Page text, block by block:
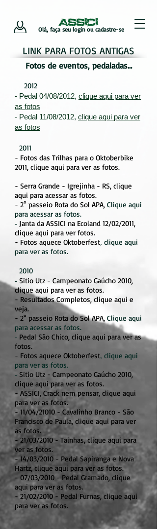
,
Olá, faça seu login ou cadastre-se
LINK PARA FOTOS ANTIGAS
Fotos de eventos, pedaladas...
2012
- Pedal 04/08/2012, clique aqui para ver
as fotos
- Pedal 11/08/2012, clique aqui para ver
as fotos
2011
- Fotos das Trilhas para o Oktoberbike
2011, clique aqui para ver as fotos.
- Serra Grande - Igrejinha - RS, clique
aqui para acessar as fotos.
- 2° passeio Rota do Sol APA, Clique aqui
para acessar as fotos.
- Janta da ASSICI na Ecoland 12/02/2011,
clique aqui para ver fotos.
- Fotos aquece Oktoberfest, clique aqui
para ver as fotos.
2010
- Sitio Utz - Campeonato Gaúcho 2010,
clique aqui para ver as fotos.
- Resultados Completos, clique aqui e
veja.
- 2° passeio Rota do Sol APA, Clique aqui
para acessar as fotos.
- Pedal São Chico, clique aqui para ver as
fotos.
- Fotos aquece Oktoberfest, clique aqui
para ver as fotos.
- Sitio Utz - Campeonato Gaúcho 2010,
clique aqui para ver as fotos.
- ASSICI, Crack nem pensar, clique aqui
para ver as fotos.
- 11/04/21010 - Cavalinho Branco - São
Francisco de Paula, clique aqui para ver
as fotos.
- 21/03/2010 - Tainhas, clique aqui para
ver as fotos.
- 14/03/2010 - Pedal Sapiranga e Nova
Hartz, clique aqui para ver as fotos.
- 07/03/2010 - Pedal Gramado, clique
aqui para ver as fotos.
- 21/02/2010 - Pedal Furnas, clique aqui
para ver as fotos.